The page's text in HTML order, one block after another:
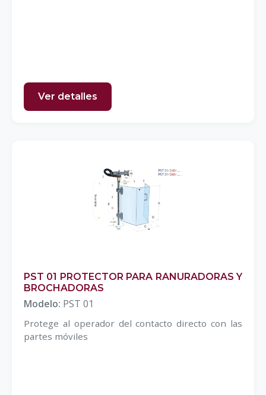
Ver detalles
PST 01 PROTECTOR PARA RANURADORAS Y
BROCHADORAS
Modelo: PST 01
Protege al operador del contacto directo con las
partes móviles